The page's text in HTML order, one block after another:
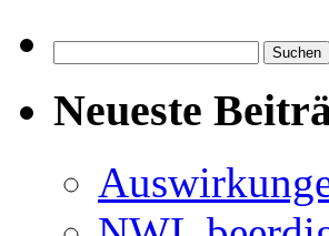
nach:
Neueste